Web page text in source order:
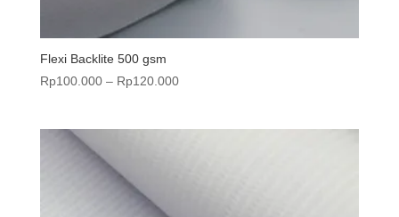
Flexi Backlite 500 gsm
Rp100.000 – Rp120.000Rentang